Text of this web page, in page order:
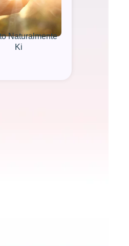
Naturalmente
Ki